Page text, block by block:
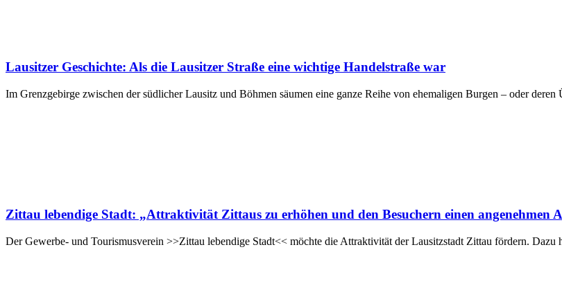
Lausitzer Geschichte: Als die Lausitzer Straße eine wichtige Handelstraße war
Im Grenzgebirge zwischen der südlicher Lausitz und Böhmen säumen eine ganze Reihe von ehemaligen Burgen – oder
Zittau lebendige Stadt: „Attraktivität Zittaus zu erhöhen und den Besuchern einen angenehmen
Der Gewerbe- und Tourismusverein >>Zittau lebendige Stadt<< möchte die Attraktivität der Lausitzstadt Zittau fördern. Dazu